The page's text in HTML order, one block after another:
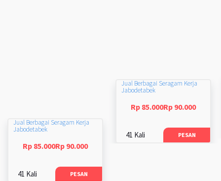
Jual Berbagai Seragam Kerja
Jabodetabek
Rp 85.000Rp 90.000
41 Kali PESAN
Jual Berbagai Seragam Kerja
Jabodetabek
Rp 85.000Rp 90.000
41 Kali PESAN